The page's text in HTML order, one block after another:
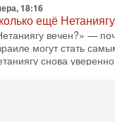
18:16
ещё
вечен?» —
могут стать
снова